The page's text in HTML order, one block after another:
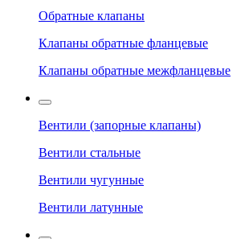
Обратные клапаны
Клапаны обратные фланцевые
Клапаны обратные межфланцевые
Вентили (запорные клапаны)
Вентили стальные
Вентили чугунные
Вентили латунные